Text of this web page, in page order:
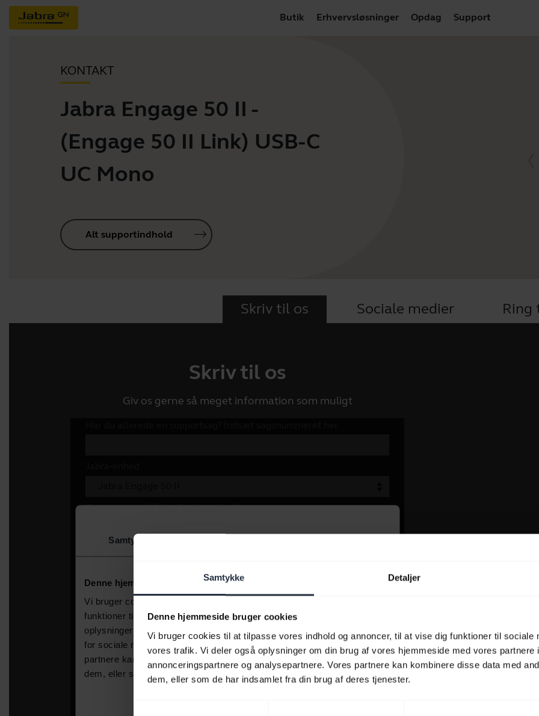
Samtykke Detaljer
Denne hjemmeside bruger cookies
Vi bruger cookies til at tilpasse vores indhold og annoncer, til at vise dig funktioner til sociale
vores trafik. Vi deler også oplysninger om din brug af vores hjemmeside med vores partnere
annonceringspartnere og analysepartnere. Vores partnere kan kombinere disse data med
dem, eller som de har indsamlet fra din brug af deres tjenester.
Butik Erhvervsløsninger Opdag Support
KONTAKT
Jabra Engage 50 II -
(Engage 50 II Link) USB-C
UC Mono
Alt supportindhold
Skriv til os Sociale medier Ring
Skriv til os
Giv os gerne så meget information som muligt